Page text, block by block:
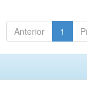
Anterior 1